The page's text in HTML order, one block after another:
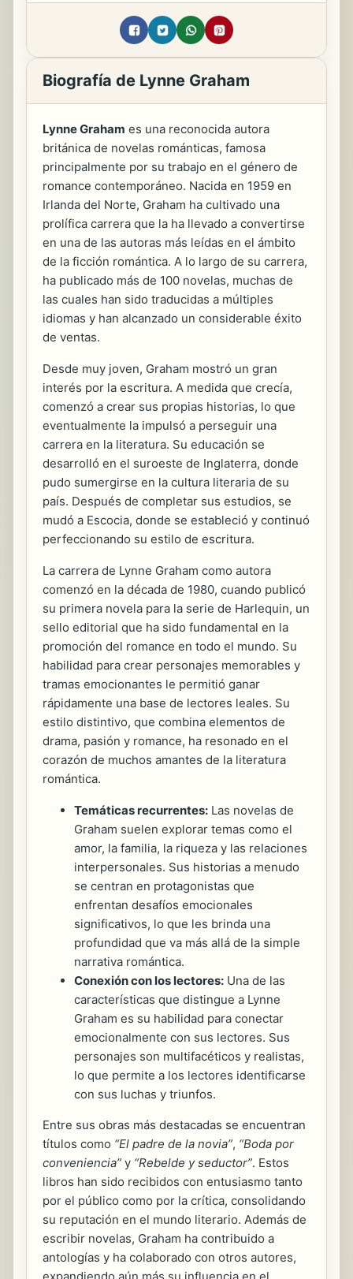
Biografía de Lynne Graham
Lynne Graham es una reconocida autora
británica de novelas románticas, famosa
principalmente por su trabajo en el género de
romance contemporáneo. Nacida en 1959 en
Irlanda del Norte, Graham ha cultivado una
prolífica carrera que la ha llevado a convertirse
en una de las autoras más leídas en el ámbito
de la ficción romántica. A lo largo de su carrera,
ha publicado más de 100 novelas, muchas de
las cuales han sido traducidas a múltiples
idiomas y han alcanzado un considerable éxito
de ventas.
Desde muy joven, Graham mostró un gran
interés por la escritura. A medida que crecía,
comenzó a crear sus propias historias, lo que
eventualmente la impulsó a perseguir una
carrera en la literatura. Su educación se
desarrolló en el suroeste de Inglaterra, donde
pudo sumergirse en la cultura literaria de su
país. Después de completar sus estudios, se
mudó a Escocia, donde se estableció y continuó
perfeccionando su estilo de escritura.
La carrera de Lynne Graham como autora
comenzó en la década de 1980, cuando publicó
su primera novela para la serie de Harlequin, un
sello editorial que ha sido fundamental en la
promoción del romance en todo el mundo. Su
habilidad para crear personajes memorables y
tramas emocionantes le permitió ganar
rápidamente una base de lectores leales. Su
estilo distintivo, que combina elementos de
drama, pasión y romance, ha resonado en el
corazón de muchos amantes de la literatura
romántica.
Temáticas recurrentes: Las novelas de
Graham suelen explorar temas como el
amor, la familia, la riqueza y las relaciones
interpersonales. Sus historias a menudo
se centran en protagonistas que
enfrentan desafíos emocionales
significativos, lo que les brinda una
profundidad que va más allá de la simple
narrativa romántica.
Conexión con los lectores: Una de las
características que distingue a Lynne
Graham es su habilidad para conectar
emocionalmente con sus lectores. Sus
personajes son multifacéticos y realistas,
lo que permite a los lectores identificarse
con sus luchas y triunfos.
Entre sus obras más destacadas se encuentran
títulos como “El padre de la novia”, “Boda por
conveniencia” y “Rebelde y seductor”. Estos
libros han sido recibidos con entusiasmo tanto
por el público como por la crítica, consolidando
su reputación en el mundo literario. Además de
escribir novelas, Graham ha contribuido a
antologías y ha colaborado con otros autores,